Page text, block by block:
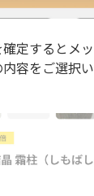
定するとメ
容をご選択